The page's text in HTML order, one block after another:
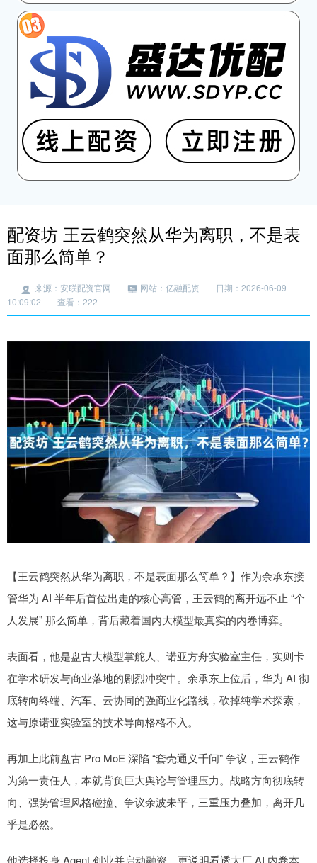
配资坊 王云鹤突然从华为离职，不是表
面那么简单？
来源：安联配资官网 网站：亿融配资
日期：2026-06-09
10:09:02
查看：222
【王云鹤突然从华为离职，不是表面那么简单？】作为余承东接
管华为 AI 半年后首位出走的核心高管，王云鹤的离开远不止 “个
人发展” 那么简单，背后藏着国内大模型最真实的内卷博弈。
表面看，他是盘古大模型掌舵人、诺亚方舟实验室主任，实则卡
在学术研发与商业落地的剧烈冲突中。余承东上位后，华为 AI 彻
底转向终端、汽车、云协同的强商业化路线，砍掉纯学术探索，
这与原诺亚实验室的技术导向格格不入。
再加上此前盘古 Pro MoE 深陷 “套壳通义千问” 争议，王云鹤作
为第一责任人，本就背负巨大舆论与管理压力。战略方向彻底转
向、强势管理风格碰撞、争议余波未平，三重压力叠加，离开几
乎是必然。
他选择投身 Agent 创业并启动融资，更说明看透大厂 AI 内卷本